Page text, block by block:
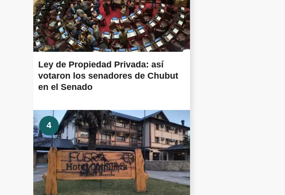
Ley de Propiedad Privada: así
votaron los senadores de Chubut
en el Senado
4